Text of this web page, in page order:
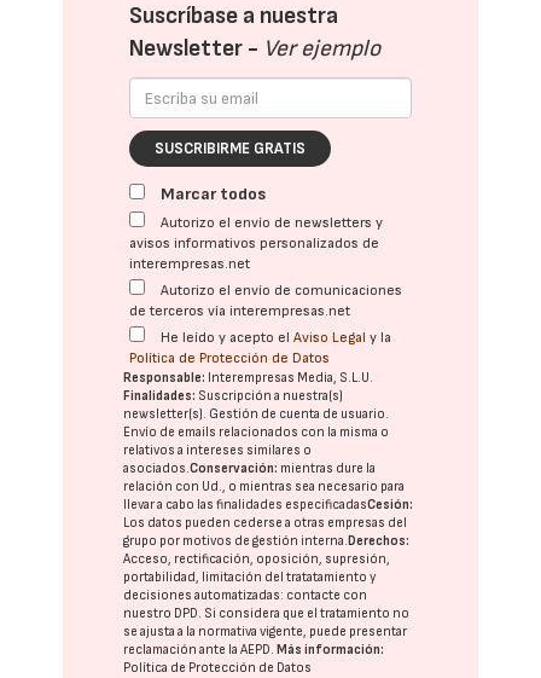
Suscríbase a nuestra
Newsletter - Ver ejemplo
SUSCRIBIRME GRATIS
Marcar todos
Autorizo el envío de newsletters y
avisos informativos personalizados de
interempresas.net
Autorizo el envío de comunicaciones
de terceros vía interempresas.net
He leído y acepto elAviso Legal y la
Política de Protección de Datos
Responsable: Interempresas Media, S.L.U.
Finalidades: Suscripción a nuestra(s)
newsletter(s). Gestión de cuenta de usuario.
Envío de emails relacionados con la misma o
relativos a intereses similares o
asociados.Conservación: mientras dure la
relación con Ud., o mientras sea necesario para
llevar a cabo las finalidades especificadasCesión:
Los datos pueden cederse a otras empresas del
grupo por motivos de gestión interna. Derechos:
Acceso, rectificación, oposición, supresión,
portabilidad, limitación del tratatamiento y
decisiones automatizadas: contacte con
nuestro DPD. Si considera que el tratamiento no
se ajusta a la normativa vigente, puede presentar
reclamación ante laAEPD. Más información:
Política de Protección de Datos